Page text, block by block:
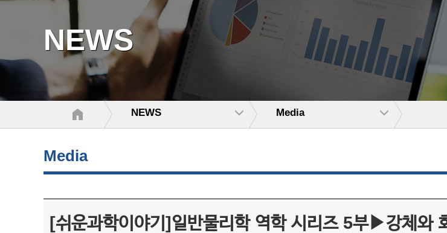
NEWS
NEWS Media
Media
[쉬운과학이야기]일반물리학 역학 시리즈 5부▶강체와